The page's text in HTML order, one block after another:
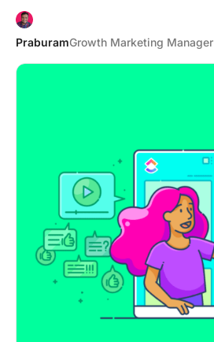
PraburamGrowth Marketing Manager